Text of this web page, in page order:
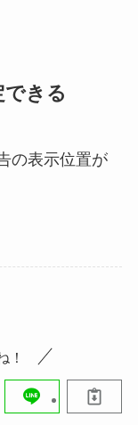
きる
の表示位置が
！